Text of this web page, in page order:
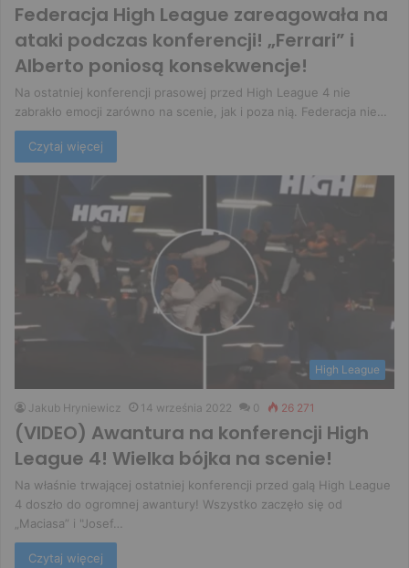
Federacja High League zareagowała na
ataki podczas konferencji! „Ferrari” i
Alberto poniosą konsekwencje!
Na ostatniej konferencji prasowej przed High League 4 nie
zabrakło emocji zarówno na scenie, jak i poza nią. Federacja nie…
Czytaj więcej
High League
Jakub Hryniewicz 14 września 2022 0 26 271
(VIDEO) Awantura na konferencji High
League 4! Wielka bójka na scenie!
Na właśnie trwającej ostatniej konferencji przed galą High League
4 doszło do ogromnej awantury! Wszystko zaczęło się od
„Maciasa” i "Josef…
Czytaj więcej